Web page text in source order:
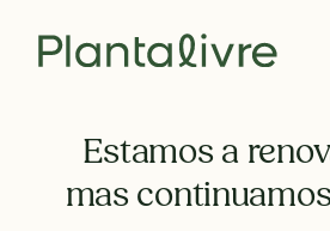
Estamos a
mas